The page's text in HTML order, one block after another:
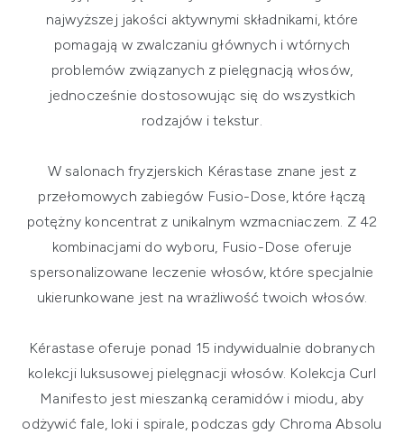
najwyższej jakości aktywnymi składnikami, które
pomagają w zwalczaniu głównych i wtórnych
problemów związanych z pielęgnacją włosów,
jednocześnie dostosowując się do wszystkich
rodzajów i tekstur.
W salonach fryzjerskich Kérastase znane jest z
przełomowych zabiegów Fusio-Dose, które łączą
potężny koncentrat z unikalnym wzmacniaczem. Z 42
kombinacjami do wyboru, Fusio-Dose oferuje
spersonalizowane leczenie włosów, które specjalnie
ukierunkowane jest na wrażliwość twoich włosów.
Kérastase oferuje ponad 15 indywidualnie dobranych
kolekcji luksusowej pielęgnacji włosów. Kolekcja Curl
Manifesto jest mieszanką ceramidów i miodu, aby
odżywić fale, loki i spirale, podczas gdy Chroma Absolu